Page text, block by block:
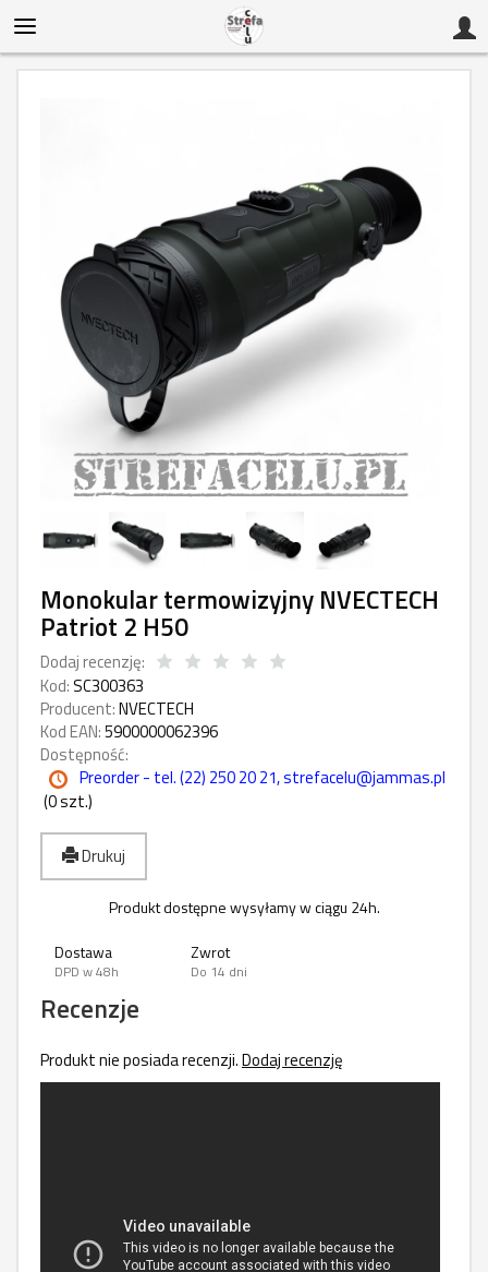
Monokular termowizyjny NVECTECH
Patriot 2 H50
Dodaj recenzję:
Kod:SC300363
Producent:NVECTECH
Kod EAN:5900000062396
Dostępność:
Preorder - tel. (22) 250 20 21, strefacelu@jammas.pl
(0szt.)
Drukuj
Produkt dostępne wysyłamy w ciągu 24h.
Dostawa
DPD w 48h
Zwrot
Do 14 dni
Recenzje
Produkt nie posiada recenzji.Dodaj recenzję